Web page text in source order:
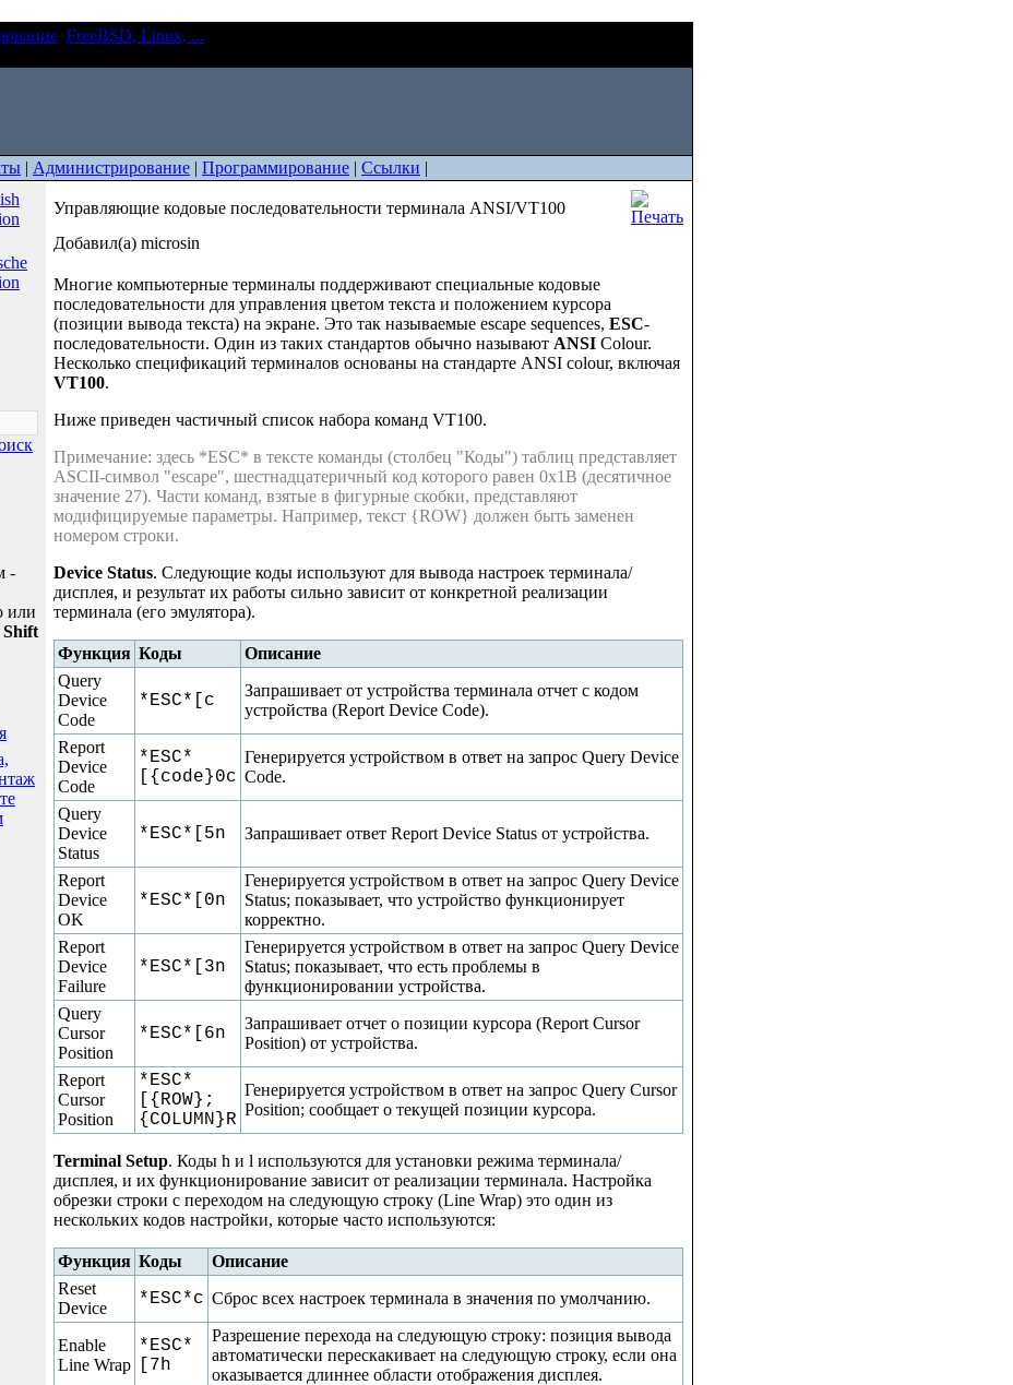
FreeBSD, Linux, ...
| Администрирование | Программирование | Ссылки |
-
или
Shift
Управляющие кодовые последовательности терминала ANSI/VT100
Добавил(а) microsin
Многие компьютерные терминалы поддерживают специальные кодовые
последовательности для управления цветом текста и положением курсора
(позиции вывода текста) на экране. Это так называемые escape sequences, ESC-
последовательности. Один из таких стандартов обычно называют ANSI Colour.
Несколько спецификаций терминалов основаны на стандарте ANSI colour, включая
VT100.
Ниже приведен частичный список набора команд VT100.
Примечание: здесь *ESC* в тексте команды (столбец "Коды") таблиц представляет
ASCII-символ "escape", шестнадцатеричный код которого равен 0x1B (десятичное
значение 27). Части команд, взятые в фигурные скобки, представляют
модифицируемые параметры. Например, текст {ROW} должен быть заменен
номером строки.
Device Status. Следующие коды используют для вывода настроек терминала/
дисплея, и результат их работы сильно зависит от конкретной реализации
терминала (его эмулятора).
Функция Коды
Описание
Query
Device
Code
*ESC*[c
Запрашивает от устройства терминала отчет с кодом
устройства (Report Device Code).
Report
Device
Code
*ESC*
[{code}0c
Генерируется устройством в ответ на запрос Query Device
Code.
Query
Device
Status
*ESC*[5n Запрашивает ответ Report Device Status от устройства.
Report
Device
OK
*ESC*[0n
Генерируется устройством в ответ на запрос Query Device
Status; показывает, что устройство функционирует
корректно.
Report
Device
Failure
*ESC*[3n
Генерируется устройством в ответ на запрос Query Device
Status; показывает, что есть проблемы в
функционировании устройства.
Query
Cursor
Position
*ESC*[6n
Запрашивает отчет о позиции курсора (Report Cursor
Position) от устройства.
Report
Cursor
Position
*ESC*
[{ROW};
{COLUMN}R
Генерируется устройством в ответ на запрос Query Cursor
Position; сообщает о текущей позиции курсора.
Terminal Setup. Коды h и l используются для установки режима терминала/
дисплея, и их функционирование зависит от реализации терминала. Настройка
обрезки строки с переходом на следующую строку (Line Wrap) это один из
нескольких кодов настройки, которые часто используются:
Функция Коды
Описание
Reset
Device
*ESC*c Сброс всех настроек терминала в значения по умолчанию.
Enable
Line Wrap
*ESC*
[7h
Разрешение перехода на следующую строку: позиция вывода
автоматически перескакивает на следующую строку, если она
оказывается длиннее области отображения дисплея.